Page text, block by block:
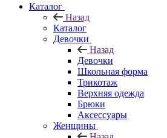
Каталог
Назад
Каталог
Девочки
Назад
Девочки
Школьная форма
Трикотаж
Верхняя одежда
Брюки
Аксессуары
Женщины